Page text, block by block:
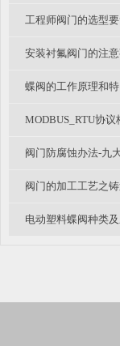
工程师阀门的选型
安装衬氟阀门的注
蝶阀的工作原理和
阀门的加工工艺之铸
电动塑料蝶阀种类